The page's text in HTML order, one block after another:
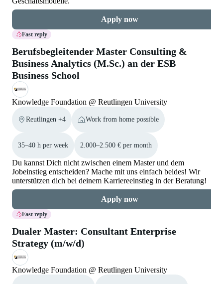
Apply now
Fast reply
Berufsbegleitender Master Consulting &
Business Analytics (M.Sc.) an der ESB
Business School
Knowledge Foundation @ Reutlingen University
Reutlingen +4 Work from home possible
35–40 h per week 2.000–2.500 € per month
Du kannst Dich nicht zwischen einem Master und dem
Jobeinstieg entscheiden? Mache mit uns einfach beides! Wir
unterstützen dich bei deinem Karriereeinstieg in der Beratung!
Apply now
Fast reply
Dualer Master: Consultant Enterprise
Strategy (m/w/d)
Knowledge Foundation @ Reutlingen University